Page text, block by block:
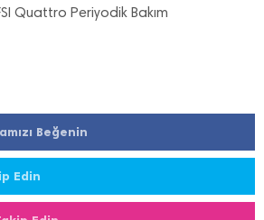
Quattro Periyodik Bakım
Beğenin
Edin